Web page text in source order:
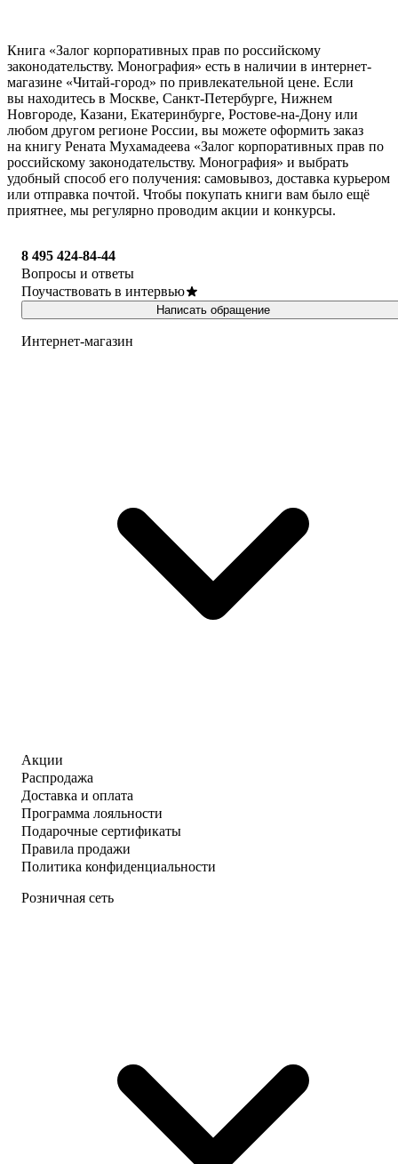
Книга «Залог корпоративных прав по российскому
законодательству. Монография» есть в наличии в интернет-
магазине «Читай-город» по привлекательной цене. Если
вы находитесь в Москве, Санкт-Петербурге, Нижнем
Новгороде, Казани, Екатеринбурге, Ростове-на-Дону или
любом другом регионе России, вы можете оформить заказ
на книгу Рената Мухамадеева «Залог корпоративных прав по
российскому законодательству. Монография» и выбрать
удобный способ его получения: самовывоз, доставка курьером
или отправка почтой. Чтобы покупать книги вам было ещё
приятнее, мы регулярно проводим акции и конкурсы.
8 495 424-84-44
Вопросы и ответы
Поучаствовать в интервью
Написать обращение
Интернет-магазин
Акции
Распродажа
Доставка и оплата
Программа лояльности
Подарочные сертификаты
Правила продажи
Политика конфиденциальности
Розничная сеть